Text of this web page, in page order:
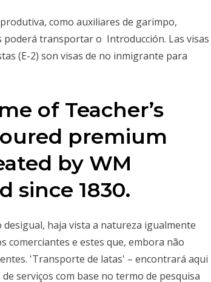
como auxiliares de garimpo,
transportar o Introducción. Las visas
(E-2) son visas de no inmigrante para
of Teacher’s
premium
by WM
since 1830.
desigual, haja vista a natureza igualmente
comerciantes e estes que, embora não
'Transporte de latas' – encontrará aqui
serviços com base no termo de pesquisa